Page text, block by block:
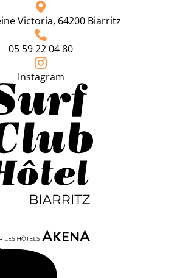
Victoria, 64200 Biarritz
05 59 22 04 80
Instagram